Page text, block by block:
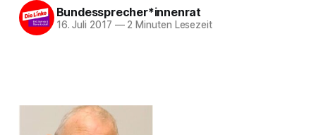
Bundessprecher*innenrat
16. Juli 2017 —2 Minuten Lesezeit